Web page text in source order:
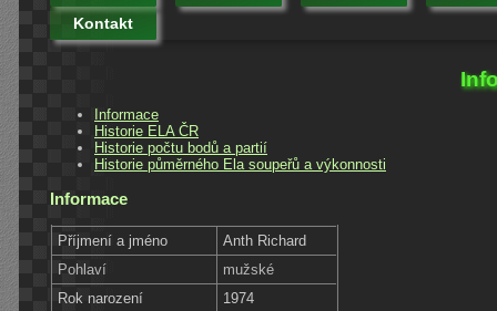
Kontakt
Informace
Historie ELA ČR
Historie počtu bodů a partií
Historie půměrného Ela soupeřů a výkonnosti
Informace
Příjmení a jméno
Anth Richard
Pohlaví
mužské
Rok narození
1974